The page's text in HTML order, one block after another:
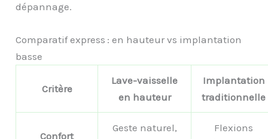
dépannage.
Comparatif express : en hauteur vs implantation
basse
Critère
Lave-vaisselle
en hauteur
Implantation
traditionnelle
Confort
Geste naturel,
Flexions